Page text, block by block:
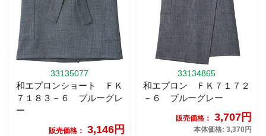
33135077
和エプロンショート ＦＫ
７１８３－６ ブルーグレ
ー
販売価格： 3,146円
33134865
和エプロン ＦＫ７１７２
－６ ブルーグレー
販売価格： 3,707円
本体価格: 3,370円